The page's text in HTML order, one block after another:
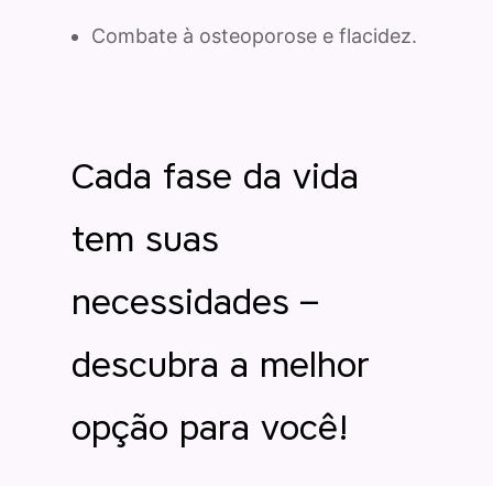
Combate à osteoporose e flacidez.
Cada fase da vida
tem suas
necessidades –
descubra a melhor
opção para você!